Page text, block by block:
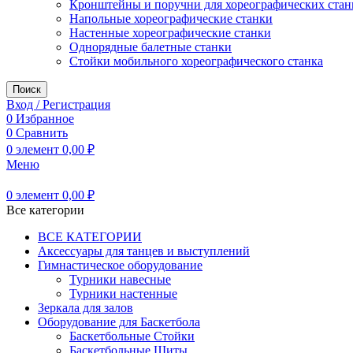
Кронштейны и поручни для хореографических
Напольные хореографические станки
Настенные хореографические станки
Однорядные балетные станки
Стойки мобильного хореографического станка
Поиск
Вход / Регистрация
0 Избранное
0 Сравнить
0 элемент 0,00 ₽
Меню
0 элемент 0,00 ₽
Все категории
ВСЕ КАТЕГОРИИ
Аксессуары для танцев и выступлений
Гимнастическое оборудование
Турники навесные
Турники настенные
Зеркала для залов
Оборудование для Баскетбола
Баскетбольные Стойки
Баскетбольные Щиты